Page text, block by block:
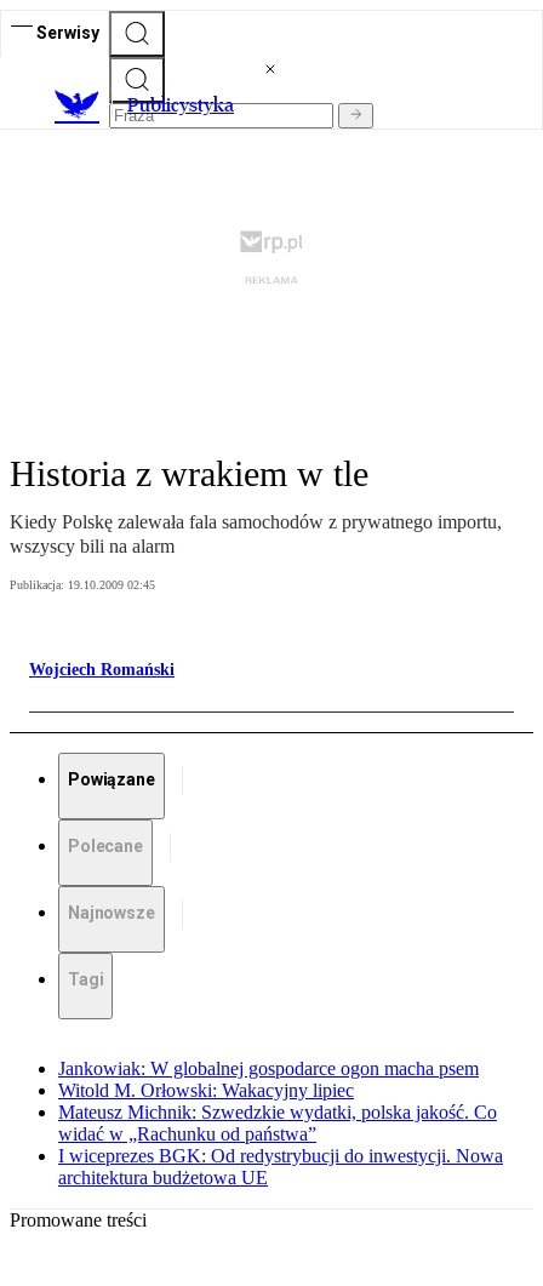
Serwisy
Publicystyka
Historia z wrakiem w tle
Kiedy Polskę zalewała fala samochodów z prywatnego importu,
wszyscy bili na alarm
Publikacja: 19.10.2009 02:45
Wojciech Romański
Powiązane
Polecane
Najnowsze
Tagi
Jankowiak: W globalnej gospodarce ogon macha psem
Witold M. Orłowski: Wakacyjny lipiec
Mateusz Michnik: Szwedzkie wydatki, polska jakość. Co
widać w „Rachunku od państwa”
I wiceprezes BGK: Od redystrybucji do inwestycji. Nowa
architektura budżetowa UE
Promowane treści